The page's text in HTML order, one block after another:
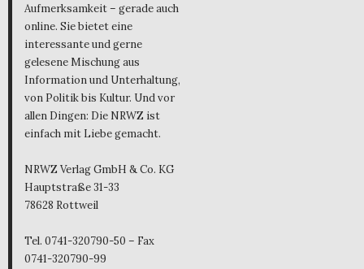
Aufmerksamkeit – gerade auch
online. Sie bietet eine
interessante und gerne
gelesene Mischung aus
Information und Unterhaltung,
von Politik bis Kultur. Und vor
allen Dingen: Die NRWZ ist
einfach mit Liebe gemacht.
NRWZ Verlag GmbH & Co. KG
Hauptstraße 31-33
78628 Rottweil
Tel. 0741-320790-50 – Fax
0741-320790-99